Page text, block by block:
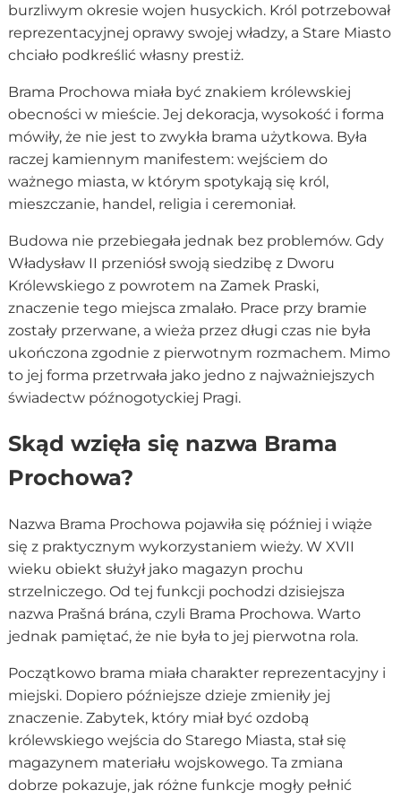
burzliwym okresie wojen husyckich. Król potrzebował
reprezentacyjnej oprawy swojej władzy, a Stare Miasto
chciało podkreślić własny prestiż.
Brama Prochowa miała być znakiem królewskiej
obecności w mieście. Jej dekoracja, wysokość i forma
mówiły, że nie jest to zwykła brama użytkowa. Była
raczej kamiennym manifestem: wejściem do
ważnego miasta, w którym spotykają się król,
mieszczanie, handel, religia i ceremoniał.
Budowa nie przebiegała jednak bez problemów. Gdy
Władysław II przeniósł swoją siedzibę z Dworu
Królewskiego z powrotem na Zamek Praski,
znaczenie tego miejsca zmalało. Prace przy bramie
zostały przerwane, a wieża przez długi czas nie była
ukończona zgodnie z pierwotnym rozmachem. Mimo
to jej forma przetrwała jako jedno z najważniejszych
świadectw późnogotyckiej Pragi.
Skąd wzięła się nazwa Brama
Prochowa?
Nazwa Brama Prochowa pojawiła się później i wiąże
się z praktycznym wykorzystaniem wieży. W XVII
wieku obiekt służył jako magazyn prochu
strzelniczego. Od tej funkcji pochodzi dzisiejsza
nazwa Prašná brána, czyli Brama Prochowa. Warto
jednak pamiętać, że nie była to jej pierwotna rola.
Początkowo brama miała charakter reprezentacyjny i
miejski. Dopiero późniejsze dzieje zmieniły jej
znaczenie. Zabytek, który miał być ozdobą
królewskiego wejścia do Starego Miasta, stał się
magazynem materiału wojskowego. Ta zmiana
dobrze pokazuje, jak różne funkcje mogły pełnić